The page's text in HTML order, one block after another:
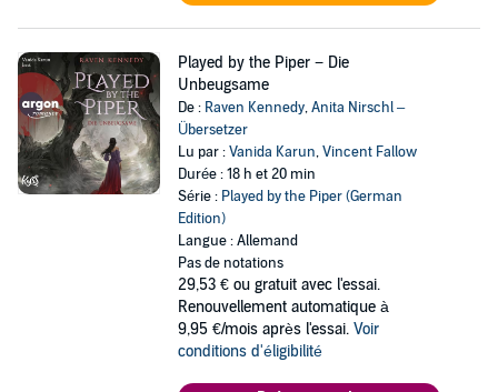
Played by the Piper − Die
Unbeugsame
De : Raven Kennedy,Anita Nirschl –
Übersetzer
Lu par :Vanida Karun,Vincent Fallow
Durée : 18 h et 20 min
Série : Played by the Piper (German
Edition)
Langue : Allemand
Pas de notations
29,53 € ou gratuit avec l'essai.
Renouvellement automatique à
9,95 €/mois après l'essai. Voir
conditions d'éligibilité